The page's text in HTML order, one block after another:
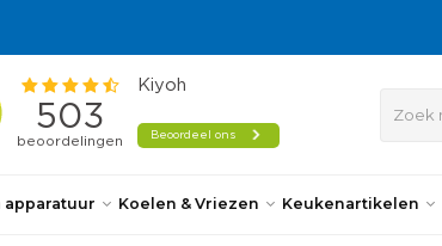
apparatuur Koelen & Vriezen Keukenartikelen